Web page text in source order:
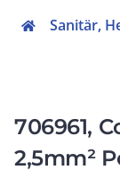
706961,
2,5mm²